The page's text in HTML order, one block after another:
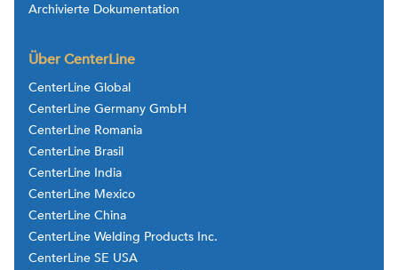
Archivierte Dokumentation
Über CenterLine
CenterLine Global
CenterLine Germany GmbH
CenterLine Romania
CenterLine Brasil
CenterLine India
CenterLine Mexico
CenterLine China
CenterLine Welding Products Inc.
CenterLine SE USA